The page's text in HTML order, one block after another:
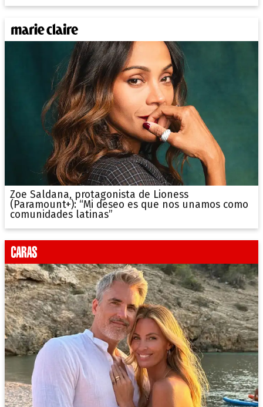
Zoe Saldana, protagonista de Lioness
(Paramount+): “Mi deseo es que nos unamos como
comunidades latinas”